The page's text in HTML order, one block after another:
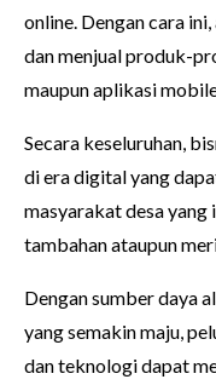
online. Dengan cara
dan menjual produk-
maupun aplikasi
Secara keseluruhan,
di era digital yang
masyarakat desa yang
tambahan ataupun
Dengan sumber daya
yang semakin maju,
dan teknologi dapat